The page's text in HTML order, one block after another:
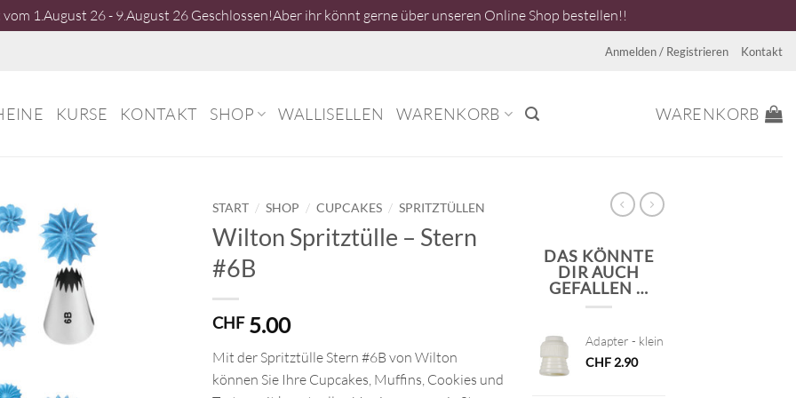
1.August 26 - 9.August 26 Geschlossen!Aber ihr könnt gerne über unseren Online Shop bestellen!!
Anmelden / Registrieren Kontakt
KURSE KONTAKT SHOP WALLISELLEN WARENKORB WARENKORB
START / SHOP / CUPCAKES / SPRITZTÜLLEN
Wilton Spritztülle – Stern
#6B
CHF5.00
Mit der Spritztülle Stern #6B von Wilton
können Sie Ihre Cupcakes, Muffins, Cookies und
DAS KÖNNTE
DIR AUCH
GEFALLEN …
Adapter - klein
CHF2.90